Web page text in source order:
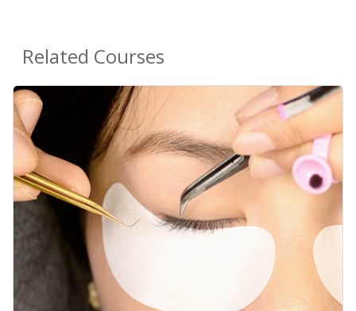
Related Courses